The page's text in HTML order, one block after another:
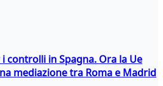
controlli in Spagna. Ora la Ue
mediazione tra Roma e Madrid